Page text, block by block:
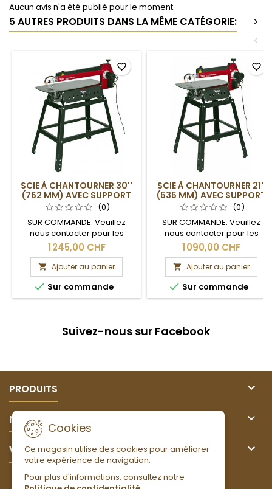
Aucun avis n'a été publié pour le moment.
5 AUTRES PRODUITS DANS LA MÊME CATÉGORIE:
>
<
SCIE À CHANTOURNER 30''
(762 MM) AVEC SUPPORT
(0)
SUR COMMANDE. Veuillez
nous contacter pour les
délais de livraison et les frais
de port.
1 245,00 CHF
 Ajouter au panier
 Sur commande
favorite_border
SCIE À CHANTOURNER 21''
(535 MM) AVEC SUPPORT
(0)
SUR COMMANDE. Veuillez
nous contacter pour les
délais de livraison et les frais
de port.
1 090,00 CHF
 Ajouter au panier
 Sur commande
favorite_border
Suivez-nous sur Facebook
PRODUITS 
NOTRE SOCIÉTÉ 
VOTRE COMPTE 
Cookies
Ce magasin utilise des cookies pour améliorer
votre expérience de navigation.
Pour plus d'informations, consultez notre
LETTRE D'INFORMATIONS